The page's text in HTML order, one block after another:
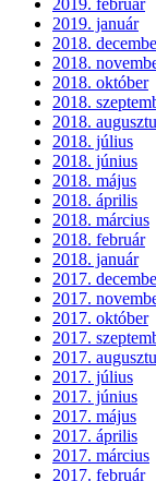
2019. január
2018.
2018.
2018. október
2018.
2018.
2018. július
2018. június
2018. május
2018. április
2018. március
2018. február
2018. január
2017.
2017.
2017. október
2017.
2017.
2017. július
2017. június
2017. május
2017. április
2017. március
2017. február